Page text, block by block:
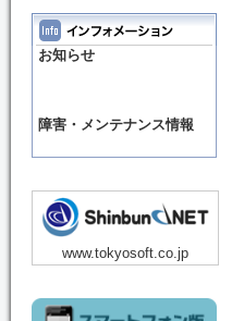
お知らせ
障害・メンテナンス情報
www.tokyosoft.co.jp